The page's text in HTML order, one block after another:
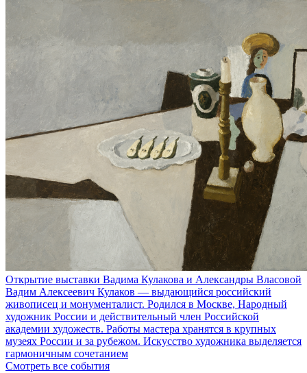
Открытие выставки Вадима Кулакова и Александры Власовой
Вадим Алексеевич Кулаков — выдающийся российский
живописец и монументалист. Родился в Москве, Народный
художник России и действительный член Российской
академии художеств. Работы мастера хранятся в крупных
музеях России и за рубежом. Искусство художника выделяется
гармоничным сочетанием
Смотреть все события